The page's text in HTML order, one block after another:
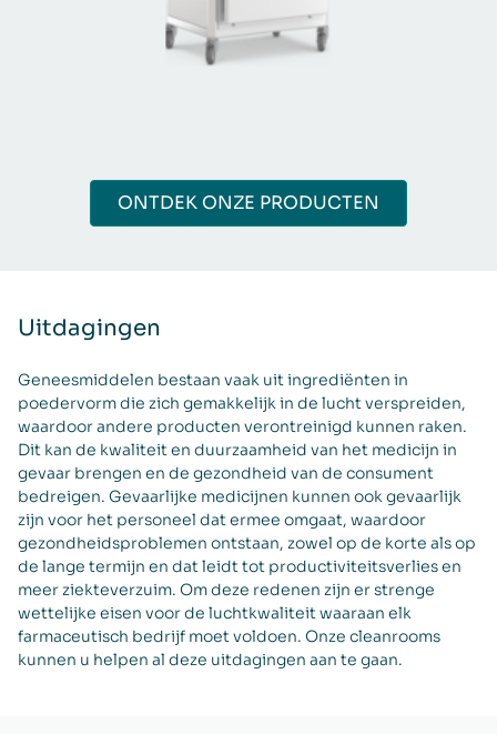
ONTDEK ONZE PRODUCTEN
Uitdagingen
Geneesmiddelen bestaan vaak uit ingrediënten in
poedervorm die zich gemakkelijk in de lucht verspreiden,
waardoor andere producten verontreinigd kunnen raken.
Dit kan de kwaliteit en duurzaamheid van het medicijn in
gevaar brengen en de gezondheid van de consument
bedreigen. Gevaarlijke medicijnen kunnen ook gevaarlijk
zijn voor het personeel dat ermee omgaat, waardoor
gezondheidsproblemen ontstaan, zowel op de korte als op
de lange termijn en dat leidt tot productiviteitsverlies en
meer ziekteverzuim. Om deze redenen zijn er strenge
wettelijke eisen voor de luchtkwaliteit waaraan elk
farmaceutisch bedrijf moet voldoen. Onze cleanrooms
kunnen u helpen al deze uitdagingen aan te gaan.